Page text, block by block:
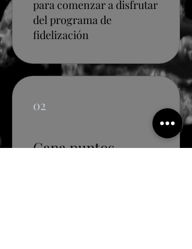
para comenzar a disfrutar
del programa de
fidelización
02
Gana puntos